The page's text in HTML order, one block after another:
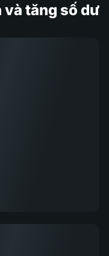
và tăng số dư